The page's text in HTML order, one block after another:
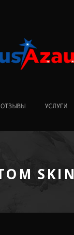
ОТЗЫВЫ УСЛУГИ
SKIN